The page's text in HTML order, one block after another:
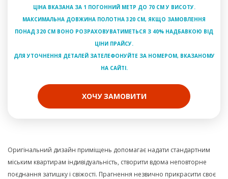
ЦІНА ВКАЗАНА ЗА 1 ПОГОННИЙ МЕТР ДО 70 СМ У ВИСОТУ.
МАКСИМАЛЬНА ДОВЖИНА ПОЛОТНА 320 СМ, ЯКЩО ЗАМОВЛЕННЯ
ПОНАД 320 СМ ВОНО РОЗРАХОВУВАТИМЕТЬСЯ З 40% НАДБАВКОЮ ВІД
ЦІНИ ПРАЙСУ.
ДЛЯ УТОЧНЕННЯ ДЕТАЛЕЙ ЗАТЕЛЕФОНУЙТЕ ЗА НОМЕРОМ, ВКАЗАНОМУ
НА САЙТІ.
ХОЧУ ЗАМОВИТИ
Оригінальний дизайн приміщень допомагає надати стандартним
міським квартирам індивідуальність, створити вдома неповторне
поєднання затишку і свіжості. Прагнення незвично прикрасити своє